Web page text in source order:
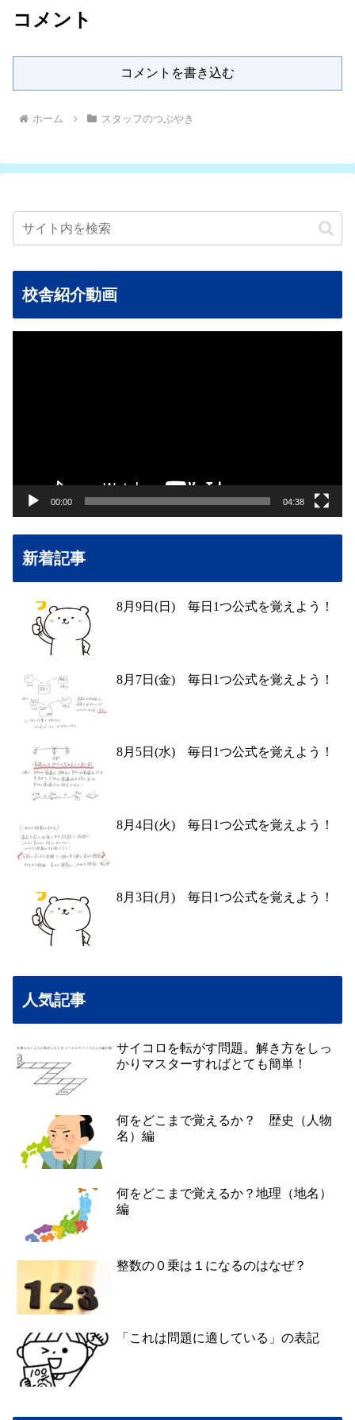
コメント
コメントを書き込む
ホーム スタッフのつぶやき
校舎紹介動画
00:00 04:38
新着記事
8月9日(日) 毎日1つ公式を覚えよう！
8月7日(金) 毎日1つ公式を覚えよう！
8月5日(水) 毎日1つ公式を覚えよう！
8月4日(火) 毎日1つ公式を覚えよう！
8月3日(月) 毎日1つ公式を覚えよう！
人気記事
サイコロを転がす問題。解き方をしっ
かりマスターすればとても簡単！
何をどこまで覚えるか？ 歴史（人物
名）編
何をどこまで覚えるか？地理（地名）
編
整数の０乗は１になるのはなぜ？
「これは問題に適している」の表記